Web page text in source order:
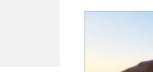
vända dig för